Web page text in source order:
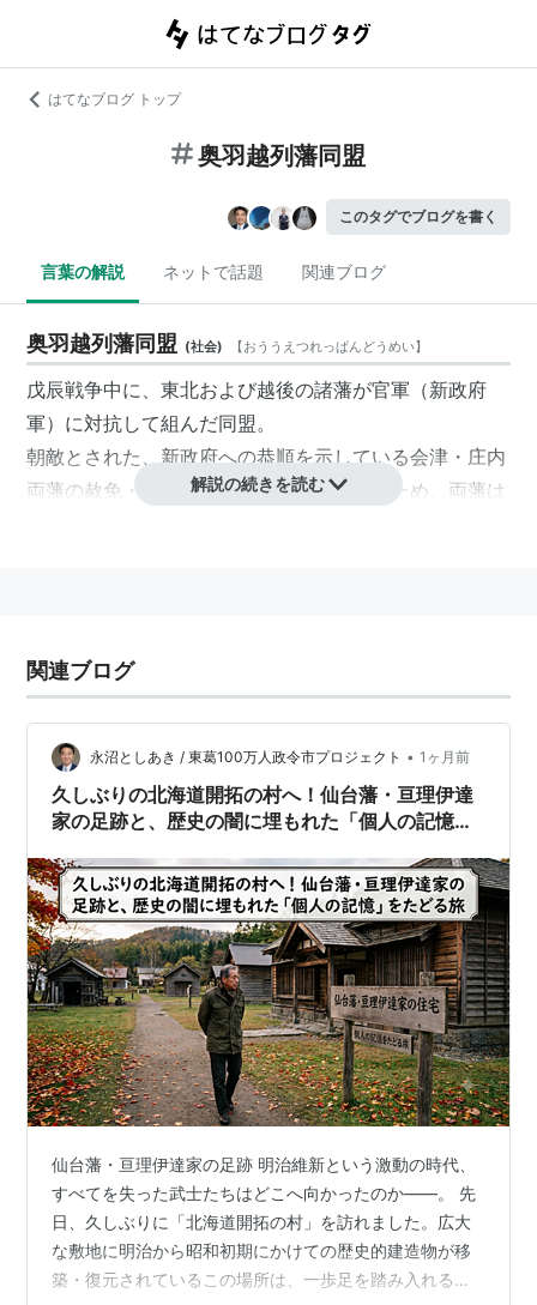
はてなブログ トップ
奥羽越列藩同盟
このタグでブログを書く
言葉の解説 ネットで話題 関連ブログ
奥羽越列藩同盟 (社会) 【おううえつれっぱんどうめい】
戊辰戦争中に、東北および越後の諸藩が官軍（新政府
軍）に対抗して組んだ同盟。
朝敵とされた、新政府への恭順を示している会津・庄内
両藩の赦免・存続嘆願の目的で結成されたため、両藩は
仙台藩 伊達慶邦 62万5000石
米沢藩 上杉斉憲 15万石
秋田藩 佐竹義堯 20万5000石
弘前藩 津軽承昭 10万石
二本松藩 丹羽長国 10万石
守山藩 松平頼升 2万石
新庄藩 戸沢正実 6万8000石
八戸藩 南部信順 2万石
中村藩 相馬誠胤 6万石
三春藩 秋田映季 5万石
山形藩 水野忠弘 5万石
解説の続きを読む
関連ブログ
永沼としあき / 東葛100万人政令市プロジェクト • 1ヶ月前
久しぶりの北海道開拓の村へ！仙台藩・亘理伊達
家の足跡と、歴史の闇に埋もれた「個人の記憶」
仙台藩・亘理伊達家の足跡 明治維新という激動の時代、
すべてを失った武士たちはどこへ向かったのか――。 先
日、久しぶりに「北海道開拓の村」を訪れました。広大
な敷地に明治から昭和初期にかけての歴史的建造物が移
築・復元されているこの場所は、一歩足を踏み入れるだ